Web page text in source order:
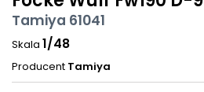
Tamiya 61041
Skala 1/48
Producent Tamiya